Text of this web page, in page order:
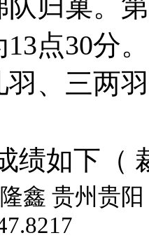
归巢。
点30分
羽、三两
绩如下（
鑫 贵州贵阳